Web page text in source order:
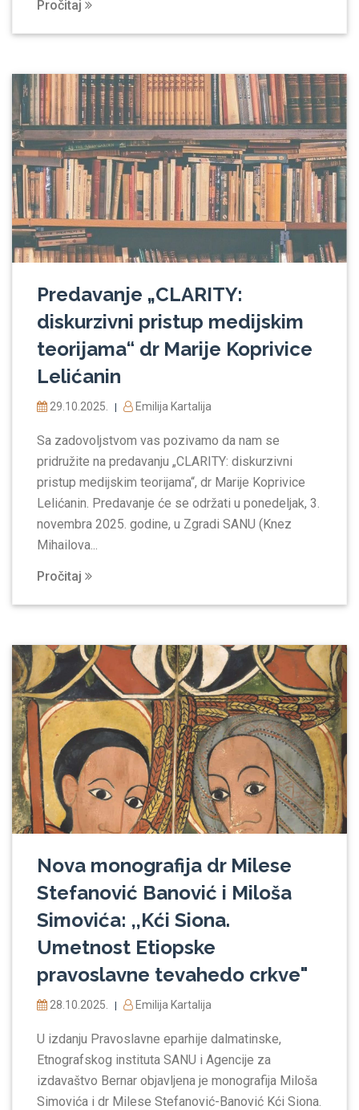
Pročitaj
Predavanje „CLARITY:
diskurzivni pristup medijskim
teorijama“ dr Marije Koprivice
Lelićanin
29.10.2025. | Emilija Kartalija
Sa zadovoljstvom vas pozivamo da nam se
pridružite na predavanju „CLARITY: diskurzivni
pristup medijskim teorijama“, dr Marije Koprivice
Lelićanin. Predavanje će se održati u ponedeljak, 3.
novembra 2025. godine, u Zgradi SANU (Knez
Mihailova...
Pročitaj
Nova monografija dr Milese
Stefanović Banović i Miloša
Simovića: ,,Kći Siona.
Umetnost Etiopske
pravoslavne tevahedo crkve"
28.10.2025. | Emilija Kartalija
U izdanju Pravoslavne eparhije dalmatinske,
Etnografskog instituta SANU i Agencije za
izdavaštvo Bernar objavljena je monografija Miloša
Simovića i dr Milese Stefanović-Banović Kći Siona.